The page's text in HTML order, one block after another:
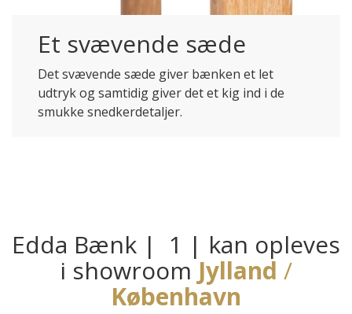
Et svævende sæde
Det svævende sæde giver bænken et let
udtryk og samtidig giver det et kig ind i de
smukke snedkerdetaljer.
Edda Bænk | 1 | kan opleves
i showroom Jylland /
København